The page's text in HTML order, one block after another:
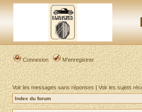
Connexion M’enregistrer
Voir les messages sans réponses|Voir les sujets
Index du forum